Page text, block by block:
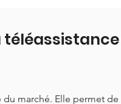
du marché. Elle permet